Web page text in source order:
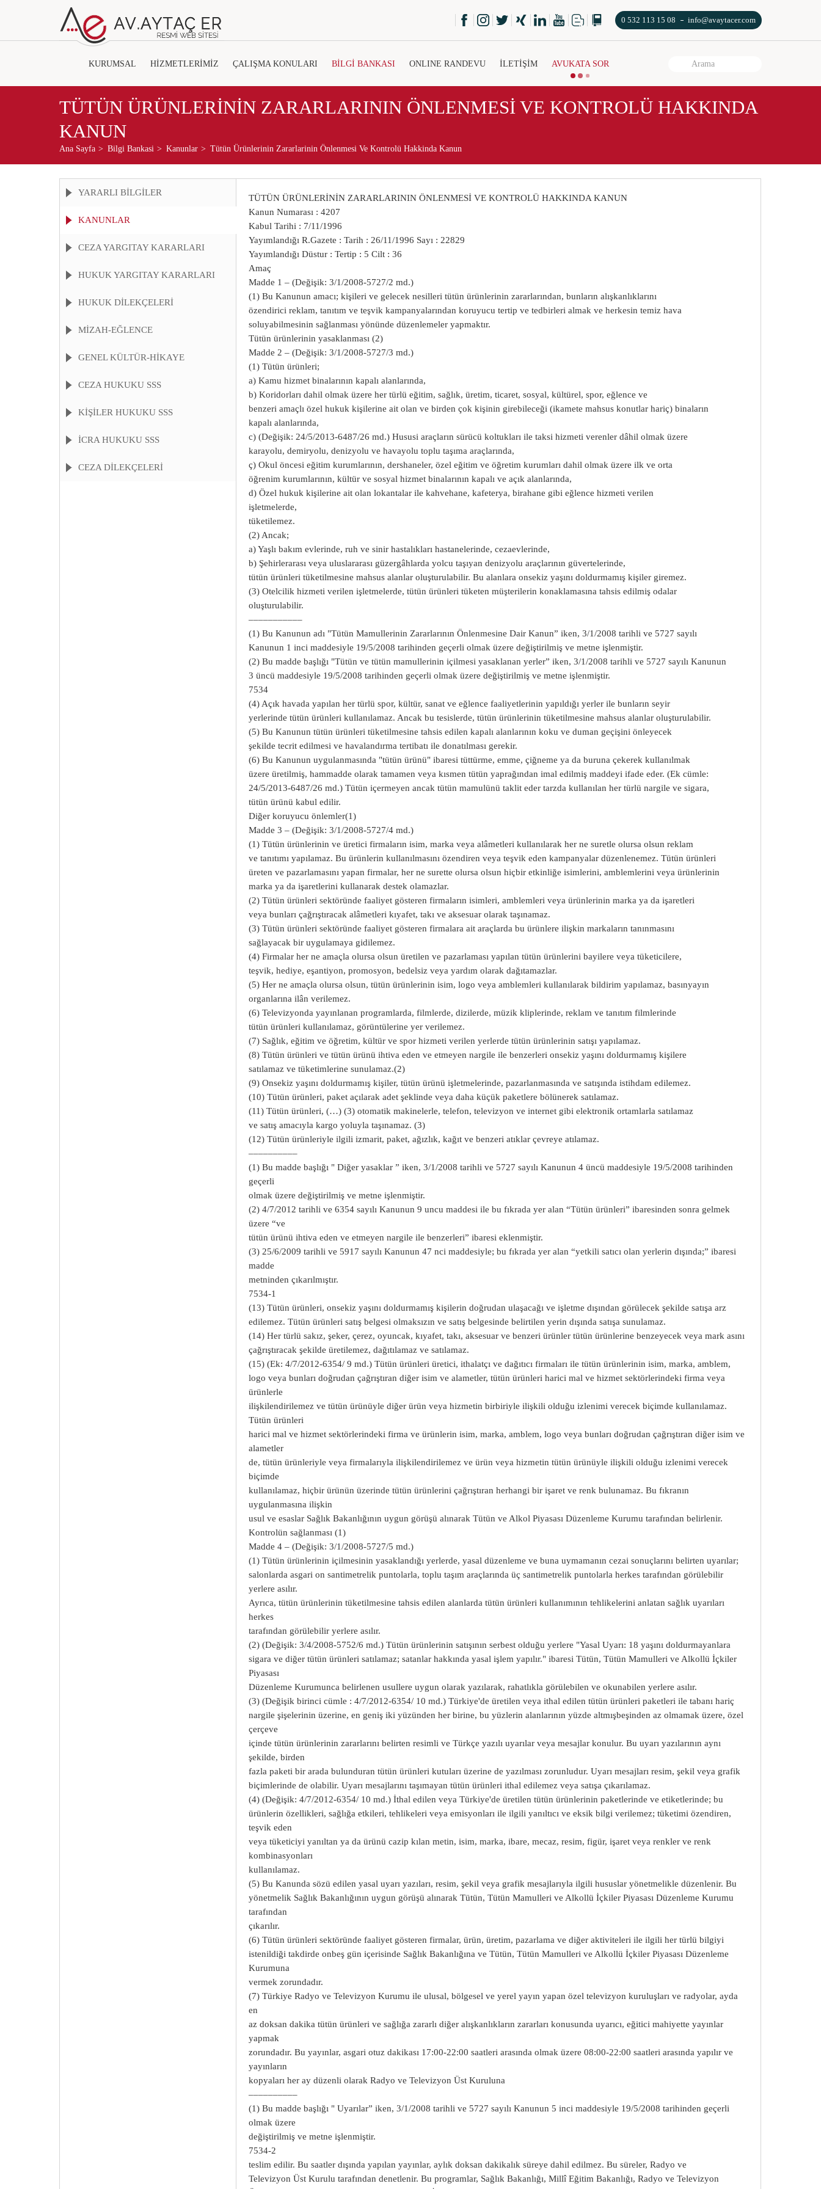
0 532 113 15 08 info@avaytacer.com
KURUMSAL HİZMETLERİMİZ ÇALIŞMA KONULARI BİLGİ BANKASI ONLINE RANDEVU İLETİŞİM AVUKATA SOR
TÜTÜN ÜRÜNLERİNİN ZARARLARININ ÖNLENMESİ VE KONTROLÜ HAKKINDA
KANUN
Ana Sayfa Bilgi Bankasi Kanunlar Tütün Ürünlerinin Zararlarinin Önlenmesi Ve Kontrolü Hakkinda Kanun
TÜTÜN ÜRÜNLERİNİN ZARARLARININ ÖNLENMESİ VE KONTROLÜ HAKKINDA KANUN
Kanun Numarası : 4207
Kabul Tarihi : 7/11/1996
Yayımlandığı R.Gazete : Tarih : 26/11/1996 Sayı : 22829
Yayımlandığı Düstur : Tertip : 5 Cilt : 36
Amaç
Madde 1 – (Değişik: 3/1/2008-5727/2 md.)
(1) Bu Kanunun amacı; kişileri ve gelecek nesilleri tütün ürünlerinin zararlarından, bunların alışkanlıklarını
özendirici reklam, tanıtım ve teşvik kampanyalarından koruyucu tertip ve tedbirleri almak ve herkesin temiz hava
soluyabilmesinin sağlanması yönünde düzenlemeler yapmaktır.
Tütün ürünlerinin yasaklanması (2)
Madde 2 – (Değişik: 3/1/2008-5727/3 md.)
(1) Tütün ürünleri;
a) Kamu hizmet binalarının kapalı alanlarında,
b) Koridorları dahil olmak üzere her türlü eğitim, sağlık, üretim, ticaret, sosyal, kültürel, spor, eğlence ve
benzeri amaçlı özel hukuk kişilerine ait olan ve birden çok kişinin girebileceği (ikamete mahsus konutlar hariç) binaların
kapalı alanlarında,
c) (Değişik: 24/5/2013-6487/26 md.) Hususi araçların sürücü koltukları ile taksi hizmeti verenler dâhil olmak üzere
karayolu, demiryolu, denizyolu ve havayolu toplu taşıma araçlarında,
ç) Okul öncesi eğitim kurumlarının, dershaneler, özel eğitim ve öğretim kurumları dahil olmak üzere ilk ve orta
öğrenim kurumlarının, kültür ve sosyal hizmet binalarının kapalı ve açık alanlarında,
d) Özel hukuk kişilerine ait olan lokantalar ile kahvehane, kafeterya, birahane gibi eğlence hizmeti verilen
işletmelerde,
tüketilemez.
(2) Ancak;
a) Yaşlı bakım evlerinde, ruh ve sinir hastalıkları hastanelerinde, cezaevlerinde,
b) Şehirlerarası veya uluslararası güzergâhlarda yolcu taşıyan denizyolu araçlarının güvertelerinde,
tütün ürünleri tüketilmesine mahsus alanlar oluşturulabilir. Bu alanlara onsekiz yaşını doldurmamış kişiler giremez.
(3) Otelcilik hizmeti verilen işletmelerde, tütün ürünleri tüketen müşterilerin konaklamasına tahsis edilmiş odalar
oluşturulabilir.
–––––––––––
(1) Bu Kanunun adı "Tütün Mamullerinin Zararlarının Önlenmesine Dair Kanun” iken, 3/1/2008 tarihli ve 5727 sayılı
Kanunun 1 inci maddesiyle 19/5/2008 tarihinden geçerli olmak üzere değiştirilmiş ve metne işlenmiştir.
(2) Bu madde başlığı "Tütün ve tütün mamullerinin içilmesi yasaklanan yerler” iken, 3/1/2008 tarihli ve 5727 sayılı Kanunun
3 üncü maddesiyle 19/5/2008 tarihinden geçerli olmak üzere değiştirilmiş ve metne işlenmiştir.
7534
(4) Açık havada yapılan her türlü spor, kültür, sanat ve eğlence faaliyetlerinin yapıldığı yerler ile bunların seyir
yerlerinde tütün ürünleri kullanılamaz. Ancak bu tesislerde, tütün ürünlerinin tüketilmesine mahsus alanlar oluşturulabilir.
(5) Bu Kanunun tütün ürünleri tüketilmesine tahsis edilen kapalı alanlarının koku ve duman geçişini önleyecek
şekilde tecrit edilmesi ve havalandırma tertibatı ile donatılması gerekir.
(6) Bu Kanunun uygulanmasında "tütün ürünü" ibaresi tüttürme, emme, çiğneme ya da buruna çekerek kullanılmak
üzere üretilmiş, hammadde olarak tamamen veya kısmen tütün yaprağından imal edilmiş maddeyi ifade eder. (Ek cümle:
24/5/2013-6487/26 md.) Tütün içermeyen ancak tütün mamulünü taklit eder tarzda kullanılan her türlü nargile ve sigara,
tütün ürünü kabul edilir.
Diğer koruyucu önlemler(1)
Madde 3 – (Değişik: 3/1/2008-5727/4 md.)
(1) Tütün ürünlerinin ve üretici firmaların isim, marka veya alâmetleri kullanılarak her ne suretle olursa olsun reklam
ve tanıtımı yapılamaz. Bu ürünlerin kullanılmasını özendiren veya teşvik eden kampanyalar düzenlenemez. Tütün ürünleri
üreten ve pazarlamasını yapan firmalar, her ne surette olursa olsun hiçbir etkinliğe isimlerini, amblemlerini veya ürünlerinin
marka ya da işaretlerini kullanarak destek olamazlar.
(2) Tütün ürünleri sektöründe faaliyet gösteren firmaların isimleri, amblemleri veya ürünlerinin marka ya da işaretleri
veya bunları çağrıştıracak alâmetleri kıyafet, takı ve aksesuar olarak taşınamaz.
(3) Tütün ürünleri sektöründe faaliyet gösteren firmalara ait araçlarda bu ürünlere ilişkin markaların tanınmasını
sağlayacak bir uygulamaya gidilemez.
(4) Firmalar her ne amaçla olursa olsun üretilen ve pazarlaması yapılan tütün ürünlerini bayilere veya tüketicilere,
teşvik, hediye, eşantiyon, promosyon, bedelsiz veya yardım olarak dağıtamazlar.
(5) Her ne amaçla olursa olsun, tütün ürünlerinin isim, logo veya amblemleri kullanılarak bildirim yapılamaz, basınyayın
organlarına ilân verilemez.
(6) Televizyonda yayınlanan programlarda, filmlerde, dizilerde, müzik kliplerinde, reklam ve tanıtım filmlerinde
tütün ürünleri kullanılamaz, görüntülerine yer verilemez.
(7) Sağlık, eğitim ve öğretim, kültür ve spor hizmeti verilen yerlerde tütün ürünlerinin satışı yapılamaz.
(8) Tütün ürünleri ve tütün ürünü ihtiva eden ve etmeyen nargile ile benzerleri onsekiz yaşını doldurmamış kişilere
satılamaz ve tüketimlerine sunulamaz.(2)
(9) Onsekiz yaşını doldurmamış kişiler, tütün ürünü işletmelerinde, pazarlanmasında ve satışında istihdam edilemez.
(10) Tütün ürünleri, paket açılarak adet şeklinde veya daha küçük paketlere bölünerek satılamaz.
(11) Tütün ürünleri, (…) (3) otomatik makinelerle, telefon, televizyon ve internet gibi elektronik ortamlarla satılamaz
ve satış amacıyla kargo yoluyla taşınamaz. (3)
(12) Tütün ürünleriyle ilgili izmarit, paket, ağızlık, kağıt ve benzeri atıklar çevreye atılamaz.
––––––––––
(1) Bu madde başlığı " Diğer yasaklar ” iken, 3/1/2008 tarihli ve 5727 sayılı Kanunun 4 üncü maddesiyle 19/5/2008 tarihinden
geçerli
olmak üzere değiştirilmiş ve metne işlenmiştir.
(2) 4/7/2012 tarihli ve 6354 sayılı Kanunun 9 uncu maddesi ile bu fıkrada yer alan “Tütün ürünleri” ibaresinden sonra gelmek
üzere “ve
tütün ürünü ihtiva eden ve etmeyen nargile ile benzerleri” ibaresi eklenmiştir.
(3) 25/6/2009 tarihli ve 5917 sayılı Kanunun 47 nci maddesiyle; bu fıkrada yer alan “yetkili satıcı olan yerlerin dışında;” ibaresi
madde
metninden çıkarılmıştır.
7534-1
(13) Tütün ürünleri, onsekiz yaşını doldurmamış kişilerin doğrudan ulaşacağı ve işletme dışından görülecek şekilde satışa arz
edilemez. Tütün ürünleri satış belgesi olmaksızın ve satış belgesinde belirtilen yerin dışında satışa sunulamaz.
(14) Her türlü sakız, şeker, çerez, oyuncak, kıyafet, takı, aksesuar ve benzeri ürünler tütün ürünlerine benzeyecek veya mark asını
çağrıştıracak şekilde üretilemez, dağıtılamaz ve satılamaz.
(15) (Ek: 4/7/2012-6354/ 9 md.) Tütün ürünleri üretici, ithalatçı ve dağıtıcı firmaları ile tütün ürünlerinin isim, marka, amblem,
logo veya bunları doğrudan çağrıştıran diğer isim ve alametler, tütün ürünleri harici mal ve hizmet sektörlerindeki firma veya
ürünlerle
ilişkilendirilemez ve tütün ürünüyle diğer ürün veya hizmetin birbiriyle ilişkili olduğu izlenimi verecek biçimde kullanılamaz.
Tütün ürünleri
harici mal ve hizmet sektörlerindeki firma ve ürünlerin isim, marka, amblem, logo veya bunları doğrudan çağrıştıran diğer isim ve
alametler
de, tütün ürünleriyle veya firmalarıyla ilişkilendirilemez ve ürün veya hizmetin tütün ürünüyle ilişkili olduğu izlenimi verecek
biçimde
kullanılamaz, hiçbir ürünün üzerinde tütün ürünlerini çağrıştıran herhangi bir işaret ve renk bulunamaz. Bu fıkranın
uygulanmasına ilişkin
usul ve esaslar Sağlık Bakanlığının uygun görüşü alınarak Tütün ve Alkol Piyasası Düzenleme Kurumu tarafından belirlenir.
Kontrolün sağlanması (1)
Madde 4 – (Değişik: 3/1/2008-5727/5 md.)
(1) Tütün ürünlerinin içilmesinin yasaklandığı yerlerde, yasal düzenleme ve buna uymamanın cezai sonuçlarını belirten uyarılar;
salonlarda asgari on santimetrelik puntolarla, toplu taşım araçlarında üç santimetrelik puntolarla herkes tarafından görülebilir
yerlere asılır.
Ayrıca, tütün ürünlerinin tüketilmesine tahsis edilen alanlarda tütün ürünleri kullanımının tehlikelerini anlatan sağlık uyarıları
herkes
tarafından görülebilir yerlere asılır.
(2) (Değişik: 3/4/2008-5752/6 md.) Tütün ürünlerinin satışının serbest olduğu yerlere "Yasal Uyarı: 18 yaşını doldurmayanlara
sigara ve diğer tütün ürünleri satılamaz; satanlar hakkında yasal işlem yapılır." ibaresi Tütün, Tütün Mamulleri ve Alkollü İçkiler
Piyasası
Düzenleme Kurumunca belirlenen usullere uygun olarak yazılarak, rahatlıkla görülebilen ve okunabilen yerlere asılır.
(3) (Değişik birinci cümle : 4/7/2012-6354/ 10 md.) Türkiye'de üretilen veya ithal edilen tütün ürünleri paketleri ile tabanı hariç
nargile şişelerinin üzerine, en geniş iki yüzünden her birine, bu yüzlerin alanlarının yüzde altmışbeşinden az olmamak üzere, özel
çerçeve
içinde tütün ürünlerinin zararlarını belirten resimli ve Türkçe yazılı uyarılar veya mesajlar konulur. Bu uyarı yazılarının aynı
şekilde, birden
fazla paketi bir arada bulunduran tütün ürünleri kutuları üzerine de yazılması zorunludur. Uyarı mesajları resim, şekil veya grafik
biçimlerinde de olabilir. Uyarı mesajlarını taşımayan tütün ürünleri ithal edilemez veya satışa çıkarılamaz.
(4) (Değişik: 4/7/2012-6354/ 10 md.) İthal edilen veya Türkiye'de üretilen tütün ürünlerinin paketlerinde ve etiketlerinde; bu
ürünlerin özellikleri, sağlığa etkileri, tehlikeleri veya emisyonları ile ilgili yanıltıcı ve eksik bilgi verilemez; tüketimi özendiren,
teşvik eden
veya tüketiciyi yanıltan ya da ürünü cazip kılan metin, isim, marka, ibare, mecaz, resim, figür, işaret veya renkler ve renk
kombinasyonları
kullanılamaz.
(5) Bu Kanunda sözü edilen yasal uyarı yazıları, resim, şekil veya grafik mesajlarıyla ilgili hususlar yönetmelikle düzenlenir. Bu
yönetmelik Sağlık Bakanlığının uygun görüşü alınarak Tütün, Tütün Mamulleri ve Alkollü İçkiler Piyasası Düzenleme Kurumu
tarafından
çıkarılır.
(6) Tütün ürünleri sektöründe faaliyet gösteren firmalar, ürün, üretim, pazarlama ve diğer aktiviteleri ile ilgili her türlü bilgiyi
istenildiği takdirde onbeş gün içerisinde Sağlık Bakanlığına ve Tütün, Tütün Mamulleri ve Alkollü İçkiler Piyasası Düzenleme
Kurumuna
vermek zorundadır.
(7) Türkiye Radyo ve Televizyon Kurumu ile ulusal, bölgesel ve yerel yayın yapan özel televizyon kuruluşları ve radyolar, ayda
en
az doksan dakika tütün ürünleri ve sağlığa zararlı diğer alışkanlıkların zararları konusunda uyarıcı, eğitici mahiyette yayınlar
yapmak
zorundadır. Bu yayınlar, asgari otuz dakikası 17:00-22:00 saatleri arasında olmak üzere 08:00-22:00 saatleri arasında yapılır ve
yayınların
kopyaları her ay düzenli olarak Radyo ve Televizyon Üst Kuruluna
––––––––––
(1) Bu madde başlığı " Uyarılar” iken, 3/1/2008 tarihli ve 5727 sayılı Kanunun 5 inci maddesiyle 19/5/2008 tarihinden geçerli
olmak üzere
değiştirilmiş ve metne işlenmiştir.
7534-2
teslim edilir. Bu saatler dışında yapılan yayınlar, aylık doksan dakikalık süreye dahil edilmez. Bu süreler, Radyo ve
Televizyon Üst Kurulu tarafından denetlenir. Bu programlar, Sağlık Bakanlığı, Millî Eğitim Bakanlığı, Radyo ve Televizyon
YARARLI BİLGİLER
KANUNLAR
CEZA YARGITAY KARARLARI
HUKUK YARGITAY KARARLARI
HUKUK DİLEKÇELERİ
MİZAH-EĞLENCE
GENEL KÜLTÜR-HİKAYE
CEZA HUKUKU SSS
KIŞILER HUKUKU SSS
İCRA HUKUKU SSS
CEZA DİLEKÇELERİ